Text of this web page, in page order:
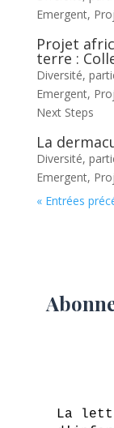
Emergent,
Projet
terre :
Diversité,
Emergent,
Next Steps
La
Diversité,
Emergent,
« Entrées
La